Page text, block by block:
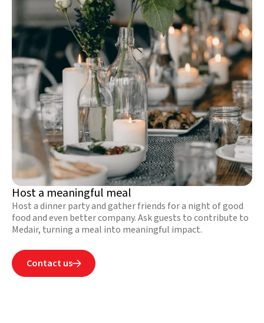
Host a meaningful meal
Host a dinner party and gather friends for a night of good
food and even better company. Ask guests to contribute to
Medair, turning a meal into meaningful impact.
Contact us